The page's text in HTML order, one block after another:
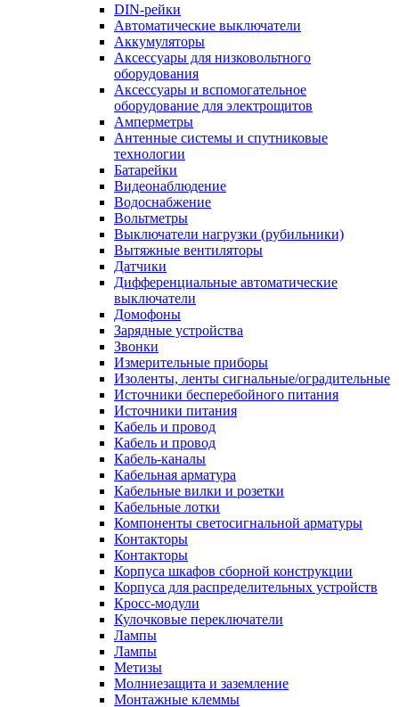
DIN-рейки
Автоматические выключатели
Аккумуляторы
Аксессуары для низковольтного
оборудования
Аксессуары и вспомогательное
оборудование для электрощитов
Амперметры
Антенные системы и спутниковые
технологии
Батарейки
Видеонаблюдение
Водоснабжение
Вольтметры
Выключатели нагрузки (рубильники)
Вытяжные вентиляторы
Датчики
Дифференциальные автоматические
выключатели
Домофоны
Зарядные устройства
Звонки
Измерительные приборы
Изоленты, ленты сигнальные/оградительные
Источники бесперебойного питания
Источники питания
Кабель и провод
Кабель и провод
Кабель-каналы
Кабельная арматура
Кабельные вилки и розетки
Кабельные лотки
Компоненты светосигнальной арматуры
Контакторы
Контакторы
Корпуса шкафов сборной конструкции
Корпуса для распределительных устройств
Кросс-модули
Кулочковые переключатели
Лампы
Лампы
Метизы
Молниезащита и заземление
Монтажные клеммы